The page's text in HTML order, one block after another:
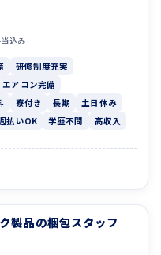
込み
研修制度充実
エアコン完備
寮付き 長期
土日休み
払いOK 学歴不問
高収入
製品の梱包スタッフ｜